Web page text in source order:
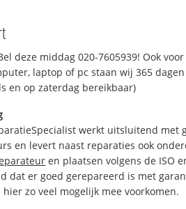
deze middag 020-7605939! Ook
laptop of pc staan wij 365
en op zaterdag bereikbaar)
werkt uitsluitend met
en levert naast reparaties ook
en plaatsen volgens de ISO
dat er goed gerepareerd is met
zo veel mogelijk mee voorkomen.